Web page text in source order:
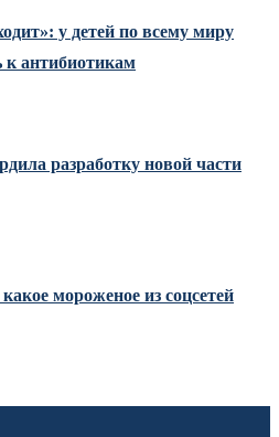
у детей по всему миру
к антибиотикам
разработку новой части
мороженое из соцсетей